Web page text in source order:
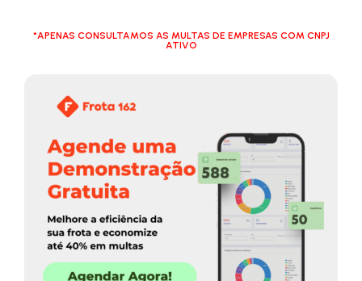
*APENAS CONSULTAMOS AS MULTAS DE EMPRESAS COM CNPJ
ATIVO